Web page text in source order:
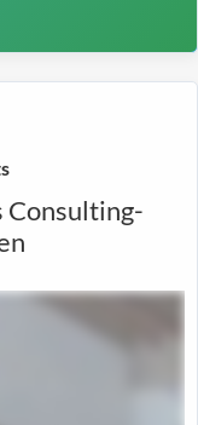
Consulting-